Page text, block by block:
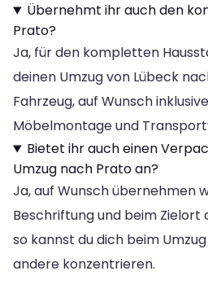
Übernehmt ihr auch den
Prato?
Ja, für den kompletten
deinen Umzug von Lübeck
Fahrzeug, auf Wunsch
Möbelmontage und
Bietet ihr auch einen
Umzug nach Prato an?
Ja, auf Wunsch übernehmen
Beschriftung und beim Zielort
so kannst du dich beim
andere konzentrieren.